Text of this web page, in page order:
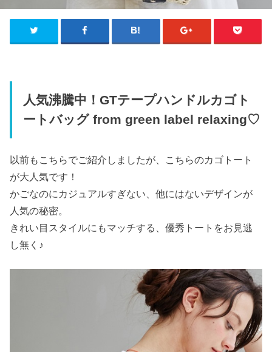
人気沸騰中！GTテープハンドルカゴト
ートバッグ from green label relaxing♡
以前もこちらでご紹介しましたが、こちらのカゴトート
が大人気です！
かごなのにカジュアルすぎない、他にはないデザインが
人気の秘密。
きれい目スタイルにもマッチする、優秀トートをお見逃
し無く♪